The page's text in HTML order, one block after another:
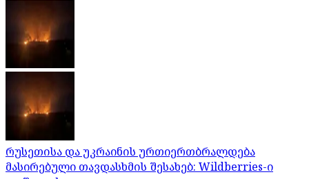
რუსეთისა და უკრაინის ურთიერთბრალდება
მასირებული თავდასხმის შესახებ: Wildberries-ი